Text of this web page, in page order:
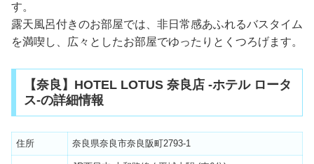
す。
露天風呂付きのお部屋では、非日常感あふれるバスタイム
を満喫し、広々としたお部屋でゆったりとくつろげます。
【奈良】HOTEL LOTUS 奈良店 -ホテル ロータ
ス-の詳細情報
住所 奈良県奈良市奈良阪町2793-1